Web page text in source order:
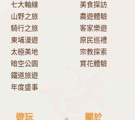
七大軸線
山野之旅
騎行之旅
東埔漫遊
太極美地
暗空公園
鐵道旅遊
年度盛事
美食探訪
農遊體驗
客家樂遊
原民巡禮
宗教探索
賞花體驗
遊玩 關於